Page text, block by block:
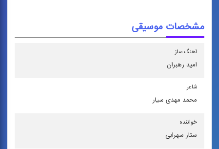
مشخصات موسیقی
آهنگ ساز
امید رهبران
شاعر
محمد مهدی سیار
خواننده
ستار سهرابی